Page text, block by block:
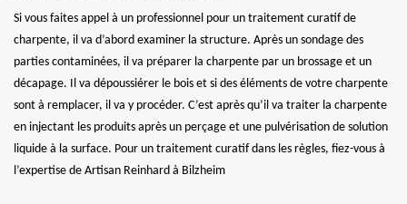
Si vous faites appel à un professionnel pour un traitement curatif de
charpente, il va d’abord examiner la structure. Après un sondage des
parties contaminées, il va préparer la charpente par un brossage et un
décapage. Il va dépoussiérer le bois et si des éléments de votre charpente
sont à remplacer, il va y procéder. C’est après qu’il va traiter la charpente
en injectant les produits après un perçage et une pulvérisation de solution
liquide à la surface. Pour un traitement curatif dans les règles, fiez-vous à
l’expertise de Artisan Reinhard à Bilzheim